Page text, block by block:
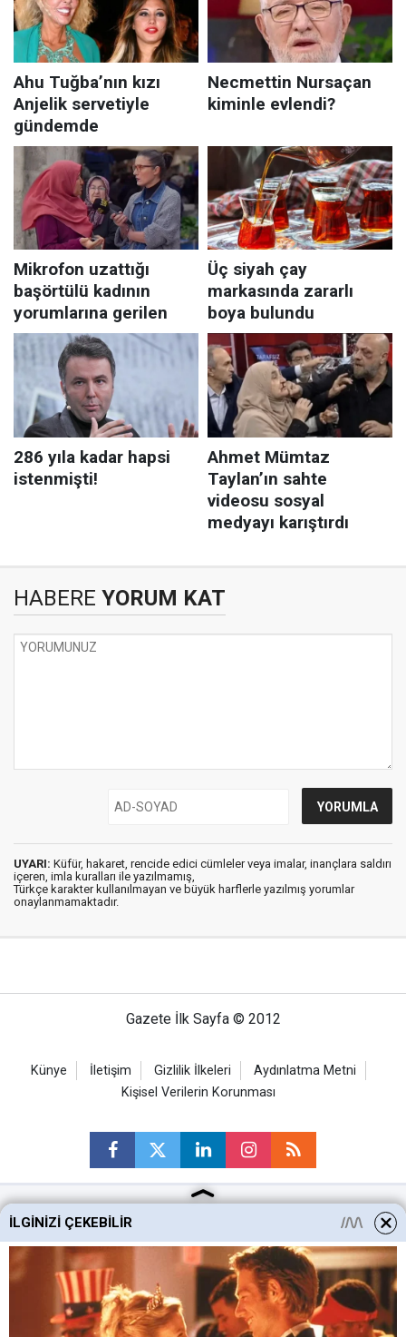
HABERE YORUM KAT
UYARI: Küfür, hakaret, rencide edici cümleler veya imalar, inançlara saldırı
içeren, imla kuralları ile yazılmamış,
Türkçe karakter kullanılmayan ve büyük harflerle yazılmış yorumlar
onaylanmamaktadır.
Gazete İlk Sayfa © 2012
Künye İletişim Gizlilik İlkeleri
Aydınlatma Metni
Kişisel Verilerin Korunması
Ankara Haberleri
Keçiören Haberleri
Altındağ Haberleri
Sincan Haberleri
İLGINIZI ÇEKEBILIR